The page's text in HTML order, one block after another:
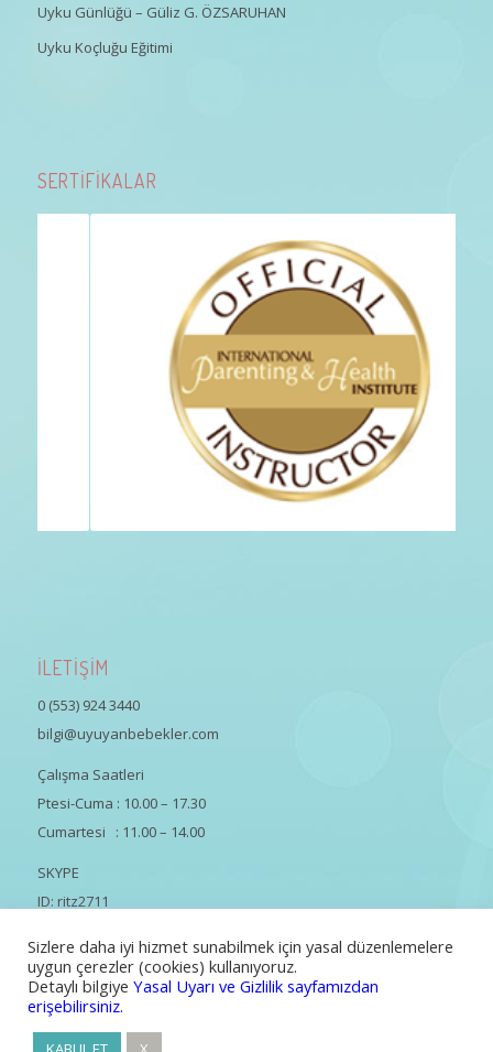
Uyku Günlüğü – Güliz G. ÖZSARUHAN
Uyku Koçluğu Eğitimi
SERTİFİKALAR
İLETİŞİM
0 (553) 924 3440
bilgi@uyuyanbebekler.com
Çalışma Saatleri
Ptesi-Cuma : 10.00 – 17.30
Cumartesi : 11.00 – 14.00
SKYPE
ID: ritz2711
Tüm Hakları Saklıdır | Güliz Özsaruhan
Sizlere daha iyi hizmet sunabilmek için yasal düzenlemelere
uygun çerezler (cookies) kullanıyoruz.
Detaylı bilgiye Yasal Uyarı ve Gizlilik sayfamızdan
erişebilirsiniz.